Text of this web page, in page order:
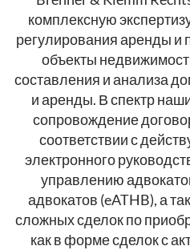
комплексную
регулирования аренды и
объекты
составления и анализа
и аренды. В спектр
сопровождение
соответствии с
электронного
управлению
адвокатов (eATHB), а
сложных сделок по
как в форме сделок с